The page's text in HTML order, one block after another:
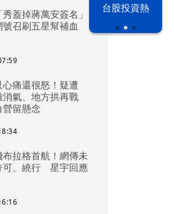
之下
台股投資熱
蓋掉蔣萬安簽名」
召刷五星幫補血
痛還很怒！疑遭
消氣、地方拱再戰
留懸念
拉格首航！網傳未
可、繞行 星宇回應